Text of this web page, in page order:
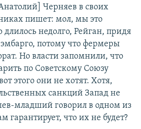
Черняев в своих
пишет: мол, мы это
длилось недолго, Рейган, придя
потому что фермеры
Но власти запомнили, что
по Советскому Союзу
этого они не хотят. Хотя,
санкций Запад не
младший говорил в одном из
гарантирует, что их не будет?